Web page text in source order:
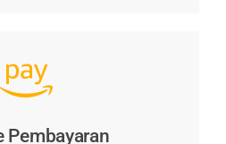
Pembayaran